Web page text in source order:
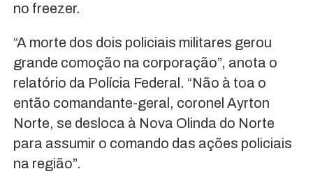
no freezer.
“A morte dos dois policiais militares gerou
grande comoção na corporação”, anota o
relatório da Polícia Federal. “Não à toa o
então comandante-geral, coronel Ayrton
Norte, se desloca à Nova Olinda do Norte
para assumir o comando das ações policiais
na região”.